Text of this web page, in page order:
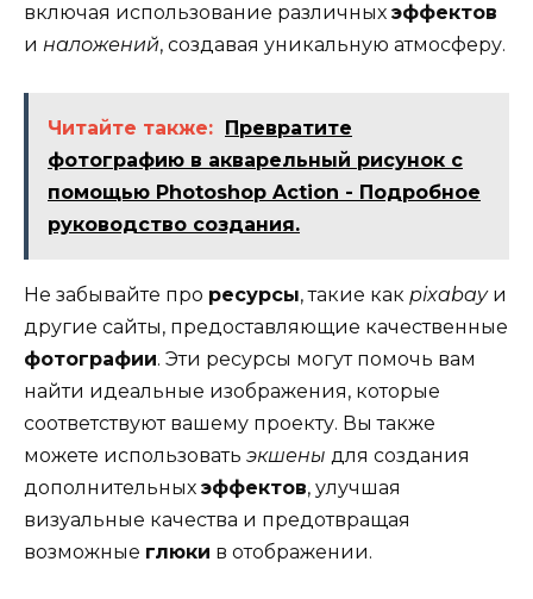
включая использование различных эффектов
и наложений, создавая уникальную атмосферу.
Читайте также:
Превратите
фотографию в акварельный рисунок с
помощью Photoshop Action - Подробное
руководство создания.
Не забывайте про ресурсы, такие как pixabayи
другие сайты, предоставляющие качественные
фотографии. Эти ресурсы могут помочь вам
найти идеальные изображения, которые
соответствуют вашему проекту. Вы также
можете использовать экшены для создания
дополнительных эффектов, улучшая
визуальные качества и предотвращая
возможные глюки в отображении.